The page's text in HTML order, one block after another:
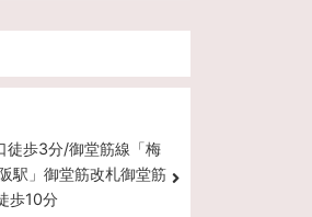
徒歩3分/御堂筋線「梅
駅」御堂筋改札御堂筋
歩10分